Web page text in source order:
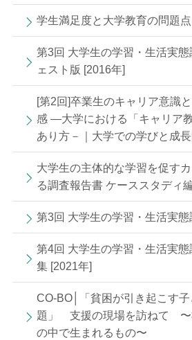
学生満足度と大学教育の問題
第3回 大学生の学習・生活実
ェスト版 [2016年]
[第2回]卒業生のキャリア意識
感 —大学における「キャリア
あり方－｜大学での学びと成
大学生の主体的な学習を促す
る調査報告書 ケーススタディ
第3回 大学生の学習・生活実
第4回 大学生の学習・生活実態
集 [2021年]
CO-BO│「貧困が引き起こす
題」 支援の現場を訪ねて 〜
の中で生まれるもの〜